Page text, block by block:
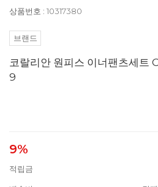
상품번호 : 10317380
브랜드
코랄리안 원피스 이너팬츠세트
9
9%
적립금